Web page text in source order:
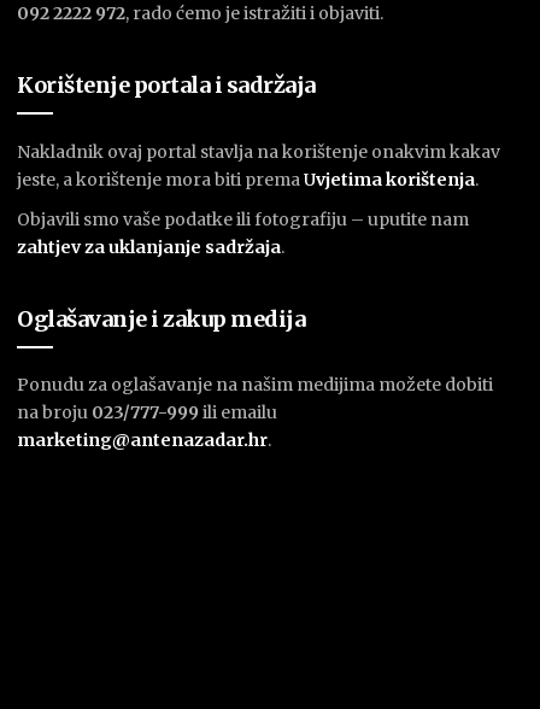
092 2222 972, rado ćemo je istražiti i objaviti.
Korištenje portala i sadržaja
Nakladnik ovaj portal stavlja na korištenje onakvim kakav
jeste, a korištenje mora biti premaUvjetima korištenja.
Objavili smo vaše podatke ili fotografiju – uputite nam
zahtjev za uklanjanje sadržaja.
Oglašavanje i zakup medija
Ponudu za oglašavanje na našim medijima možete dobiti
na broju 023/777-999 ili emailu
marketing@antenazadar.hr.